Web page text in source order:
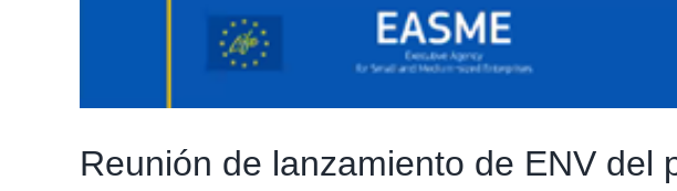
Reunión de lanzamiento de ENV del